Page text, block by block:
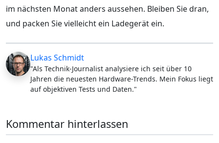
im nächsten Monat anders aussehen. Bleiben Sie dran,
und packen Sie vielleicht ein Ladegerät ein.
Lukas Schmidt
"Als Technik-Journalist analysiere ich seit über 10
Jahren die neuesten Hardware-Trends. Mein Fokus liegt
auf objektiven Tests und Daten."
Kommentar hinterlassen